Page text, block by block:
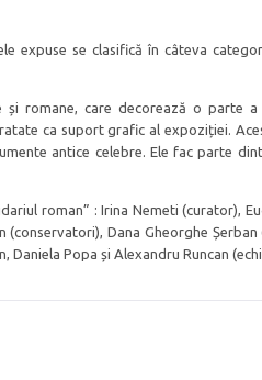
expuse se clasifică în câteva
și romane, care decorează o parte
ca suport grafic al expoziției.
antice celebre. Ele fac parte
roman” : Irina Nemeti (curator),
(conservatori), Dana Gheorghe
Daniela Popa și Alexandru Runcan